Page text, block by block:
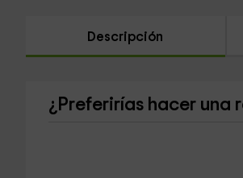
Descripción
¿Preferirías hacer una